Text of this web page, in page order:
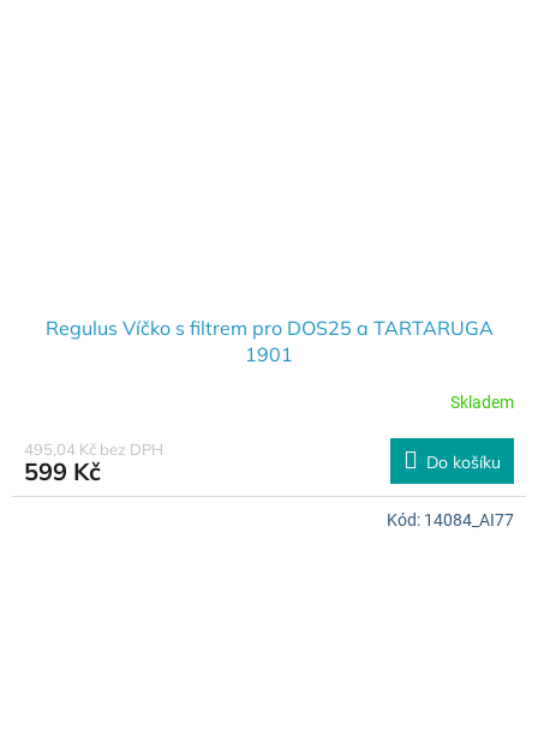
Regulus Víčko s filtrem pro DOS25 a TARTARUGA
1901
Skladem
495,04 Kč bez DPH
599 Kč Do košíku
Kód: 14084_AI77